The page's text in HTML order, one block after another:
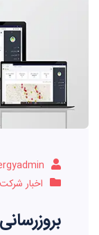
اخبار شرکت